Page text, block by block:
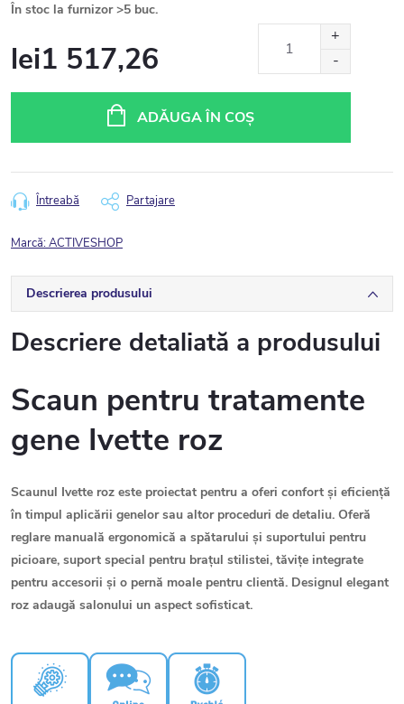
În stoc la furnizor >5 buc.
lei1 517,26
ADĂUGA ÎN COŞ
Întreabă Partajare
Marcă:ACTIVESHOP
Descrierea produsului
Descriere detaliată a produsului
Scaun pentru tratamente
gene Ivette roz
Scaunul Ivette roz este proiectat pentru a oferi confort și eficiență
în timpul aplicării genelor sau altor proceduri de detaliu. Oferă
reglare manuală ergonomică a spătarului și suportului pentru
picioare, suport special pentru brațul stilistei, tăvițe integrate
pentru accesorii și o pernă moale pentru clientă. Designul elegant
roz adaugă salonului un aspect sofisticat.